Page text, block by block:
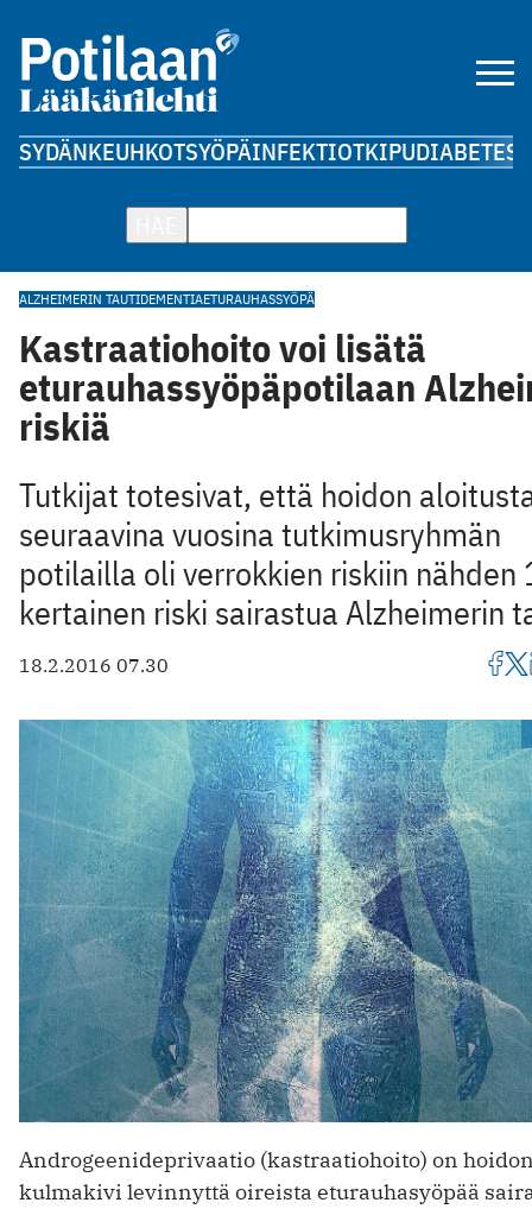
SYDÄNKEUHKOTSYÖPÄINFEKTIOTKIPUDIABETES
ALZHEIMERIN TAUTIDEMENTIAETURAUHASSYÖPÄ
Kastraatiohoito voi lisätä
eturauhassyöpäpotilaan
riskiä
Tutkijat totesivat, että hoidon
seuraavina vuosina tutkimusryhmän
potilailla oli verrokkien riskiin nähden
kertainen riski sairastua Alzheimerin
18.2.2016 07.30
Androgeenideprivaatio (kastraatiohoito) on
kulmakivi levinnyttä oireista eturauhasyöpää